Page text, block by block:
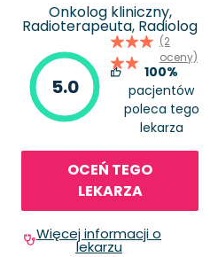
Onkolog kliniczny,
Radioterapeuta, Radiolog
5.0
(2
oceny)
100%
pacjentów
poleca tego
lekarza
OCEŃ TEGO
LEKARZA
Więcej informacji o
lekarzu